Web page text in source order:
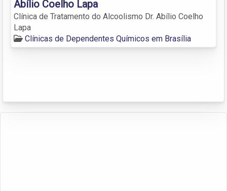
Abílio Coelho Lapa
Clínica de Tratamento do Alcoolismo Dr. Abílio Coelho
Lapa
Clínicas de Dependentes Químicos em Brasília